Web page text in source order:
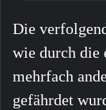
Die
wie durch die
mehrfach
gefährdet